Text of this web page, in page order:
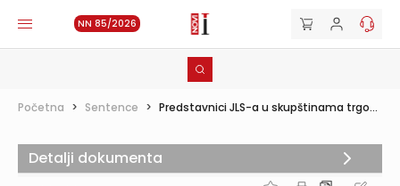
NN 85/2026
Početna > Sentence > Predstavnici JLS-a u skupštinama trgo...
Detalji dokumenta